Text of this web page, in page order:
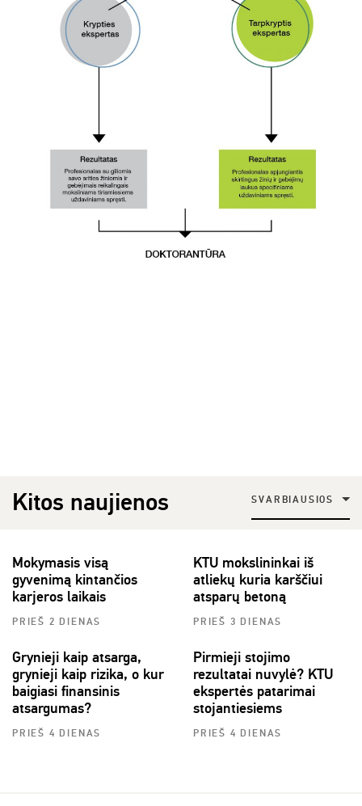
Kitos naujienos SVARBIAUSIOS
Mokymasis visą
gyvenimą kintančios
karjeros laikais
PRIEŠ 2 DIENAS
KTU mokslininkai iš
atliekų kuria karščiui
atsparų betoną
PRIEŠ 3 DIENAS
Grynieji kaip atsarga,
grynieji kaip rizika, o kur
baigiasi finansinis
atsargumas?
PRIEŠ 4 DIENAS
Pirmieji stojimo
rezultatai nuvylė? KTU
ekspertės patarimai
stojantiesiems
PRIEŠ 4 DIENAS